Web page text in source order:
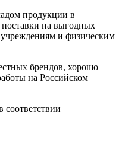
продукции в
поставки на выгодных
и физическим
брендов, хорошо
на Российском
соответствии